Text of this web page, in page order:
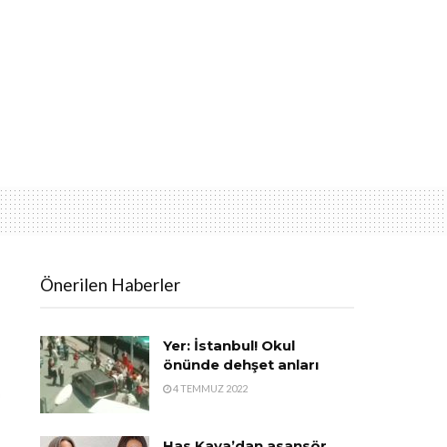
Önerilen Haberler
Yer: İstanbul! Okul
önünde dehşet anları
4 TEMMUZ 2022